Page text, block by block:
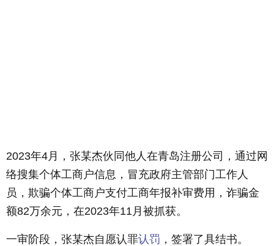
2023年4月，张某杰伙同他人在青岛注册公司，通过网
络搜集个体工商户信息，冒充政府主管部门工作人
员，欺骗个体工商户支付工商年报补审费用，诈骗金
额82万余元，在2023年11月被抓获。
一审阶段，张某杰自愿认罪认罚 ，签署了具结书。